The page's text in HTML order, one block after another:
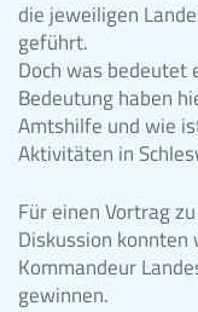
die jeweiligen
geführt.
Doch was bedeutet
Bedeutung haben
Amtshilfe und wie
Aktivitäten in
Für einen Vortrag
Diskussion konnten
Kommandeur
gewinnen.